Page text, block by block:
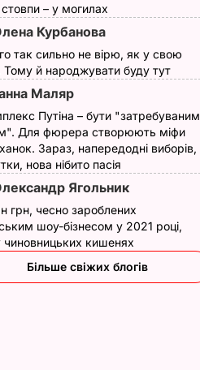
стовпи – у могилах
Курбанова
так сильно не вірю, як у свою
Тому й народжувати буду тут
Маляр
Путіна – бути "затребуваним
Для фюрера створюють міфи
Зараз, напередодні виборів,
нова нібито пасія
Ягольник
грн, чесно зароблених
шоу-бізнесом у 2021 році,
чиновницьких кишенях
Більше свіжих блогів